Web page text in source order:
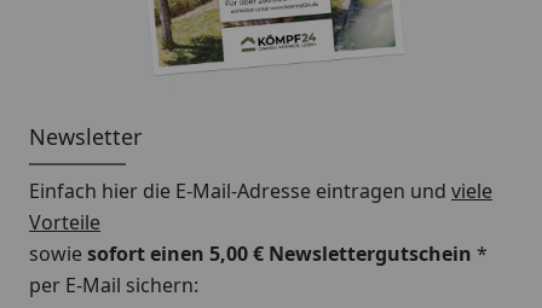
Newsletter
Einfach hier die E-Mail-Adresse eintragen und viele
Vorteile
sowiesofort einen 5,00 € Newslettergutschein *
per E-Mail sichern: